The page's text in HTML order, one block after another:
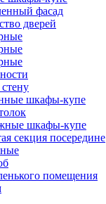
фасад
дверей
шкафы-купе
шкафы-купе
секция посередине
помещения